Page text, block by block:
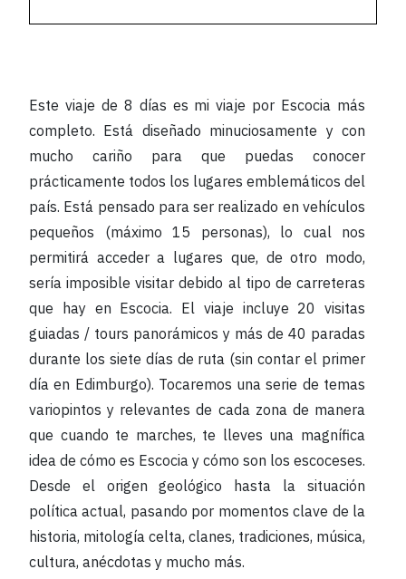
Este viaje de 8 días es mi viaje por Escocia más
completo. Está diseñado minuciosamente y con
mucho cariño para que puedas conocer
prácticamente todos los lugares emblemáticos del
país. Está pensado para ser realizado en vehículos
pequeños (máximo 15 personas), lo cual nos
permitirá acceder a lugares que, de otro modo,
sería imposible visitar debido al tipo de carreteras
que hay en Escocia. El viaje incluye 20 visitas
guiadas / tours panorámicos y más de 40 paradas
durante los siete días de ruta (sin contar el primer
día en Edimburgo). Tocaremos una serie de temas
variopintos y relevantes de cada zona de manera
que cuando te marches, te lleves una magnífica
idea de cómo es Escocia y cómo son los escoceses.
Desde el origen geológico hasta la situación
política actual, pasando por momentos clave de la
historia, mitología celta, clanes, tradiciones, música,
cultura, anécdotas y mucho más.